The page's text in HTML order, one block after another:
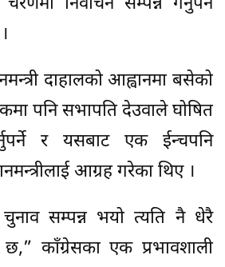
निर्वाचन सम्पन्न गर्नुपर्ने
दाहालको आह्वानमा बसेको
पनि सभापति देउवाले घोषित
र यसबाट एक ईन्चपनि
आग्रह गरेका थिए ।
सम्पन्न भयो त्यति नै धेरै
छ,” काँग्रेसका एक प्रभावशाली